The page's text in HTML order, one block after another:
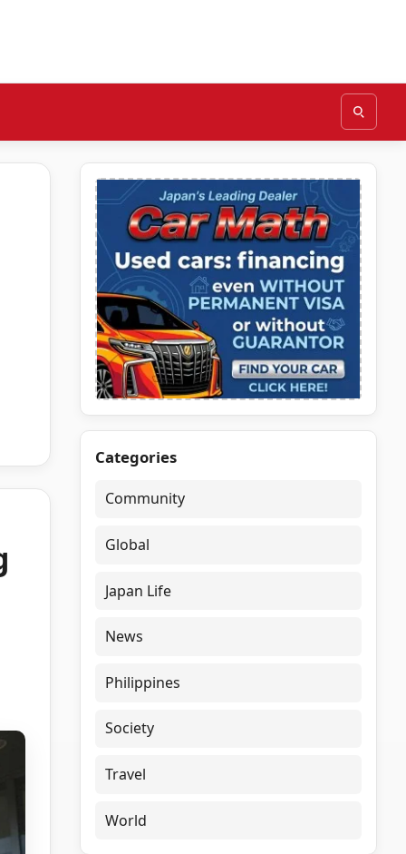
Categories
Community
Global
Japan Life
News
Philippines
Society
Travel
World